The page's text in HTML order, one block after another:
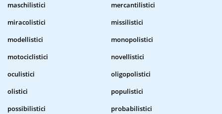
maschilistici
mercantilistici
miracolistici
missilistici
modellistici
monopolistici
motociclistici
novellistici
oculistici
oligopolistici
olistici
populistici
possibilistici
probabilistici